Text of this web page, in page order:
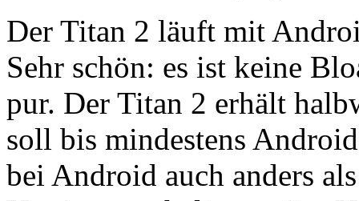
Der Titan 2 läuft mit
Sehr schön: es ist keine
pur. Der Titan 2 erhält
soll bis mindestens
bei Android auch anders